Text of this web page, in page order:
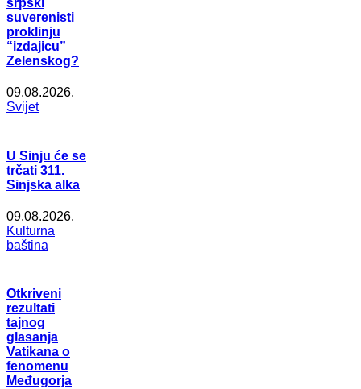
srpski
suverenisti
proklinju
“izdajicu”
Zelenskog?
09.08.2026.
Svijet
U Sinju će se
trčati 311.
Sinjska alka
09.08.2026.
Kulturna
baština
Otkriveni
rezultati
tajnog
glasanja
Vatikana o
fenomenu
Međugorja